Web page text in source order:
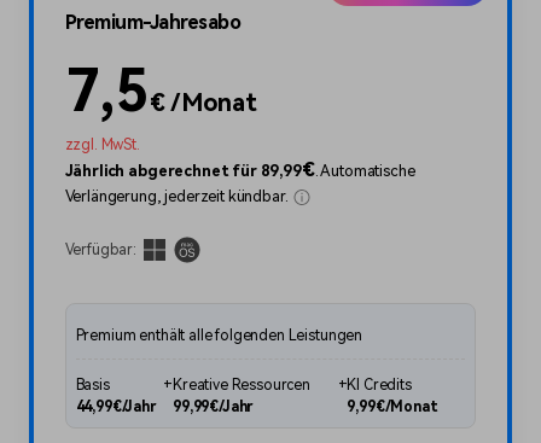
Premium-Jahresabo
€
7,5 /Monat
zzgl. MwSt.
Jährlich abgerechnet für €
89,99
. Automatische
Verlängerung, jederzeit kündbar.
Verfügbar:
Premium enthält alle folgenden Leistungen
Basis
44,99€/Jahr
+ Kreative Ressourcen
99,99€/Jahr
+KI Credits
9,99€/Monat